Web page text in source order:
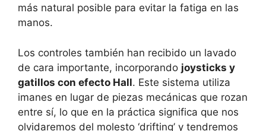
más natural posible para evitar la fatiga en las
manos.
Los controles también han recibido un lavado
de cara importante, incorporando joysticks y
gatillos con efecto Hall. Este sistema utiliza
imanes en lugar de piezas mecánicas que rozan
entre sí, lo que en la práctica significa que nos
olvidaremos del molesto ‘drifting’ y tendremos